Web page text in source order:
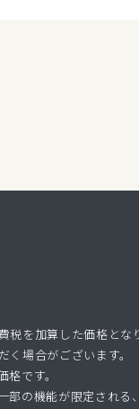
を加算した価格とな
場合がございます。
です。
の機能が限定される